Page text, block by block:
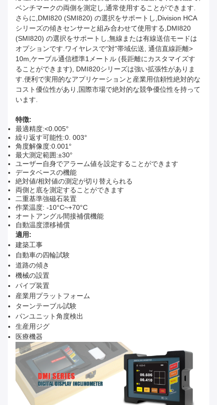
ベンチマークの両側を測定し,通常使用することができます.
さらに,DMI820 (SMI820) の選択をサポートし,Division HCA
シリーズの傾きセンサーと組み合わせて使用する,DMI820
(SMI820) の選択をサポートし,無線または有線送信モードは
オプションです.ワイヤレスで"対"帯域伝送, 通信直線距離>
10m,ケーブル通信標準1メートル (長距離にカスタマイズす
ることができます), DMI820シリーズは強い拡張性がありま
す.便利で実用的なアプリケーションと産業用信頼性絶対的な
コスト優位性があり,国際市場で絶対的な競争優位性を持って
います.
特徴:
最適精度:<0.005°
繰り返す可能性:0. 003°
角度解像度:0.001°
最大測定範囲:±30°
ユーザー自身でアラーム値を設定することができます
データベースの機能
絶対値/相対値の測定が切り替えられる
両側と底を測定することができます
二重基準強磁石装置
作業温度: -10°C~+70°C
オートアングル間接補償機能
自動温度漂移補償
適用:
建築工事
自動車の四輪試験
道路の傾き
機械の設置
パイプ装置
産業用プラットフォーム
ターンテーブル試験
パンユニット角度検出
生産用ジグ
医療機器